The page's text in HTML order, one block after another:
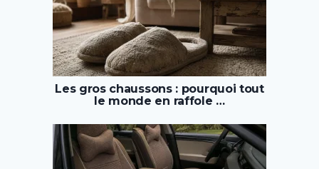
Les gros chaussons : pourquoi tout
le monde en raffole …